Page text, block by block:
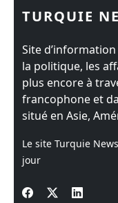
TURQUIE
Site
la politique, les
plus encore à
francophone et
situé en Asie,
Le site Turquie
jour